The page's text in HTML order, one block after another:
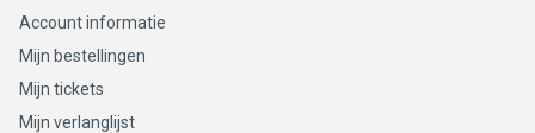
Account informatie
Mijn bestellingen
Mijn tickets
Mijn verlanglijst